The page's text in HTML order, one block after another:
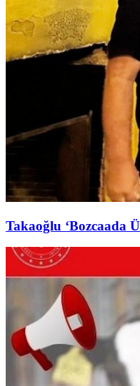
Takaoğlu ‘Bozcaada